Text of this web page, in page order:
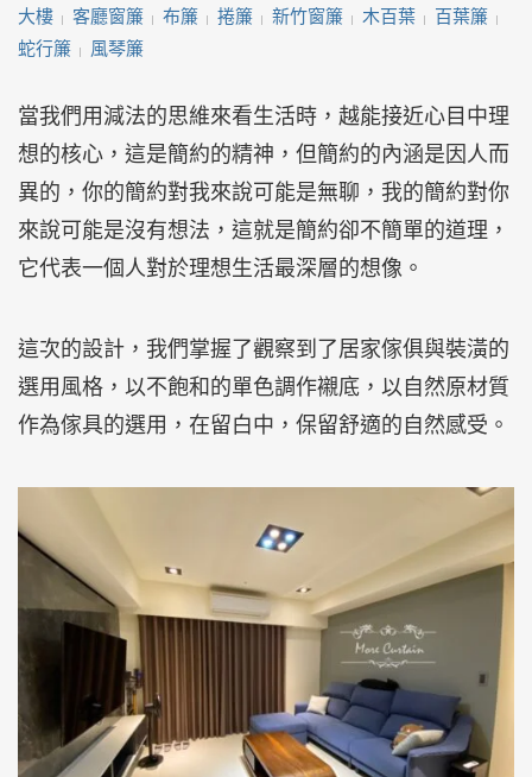
大樓 客廳窗簾 布簾 捲簾 新竹窗簾 木百葉 百葉簾
蛇行簾 風琴簾
當我們用減法的思維來看生活時，越能接近心目中理
想的核心，這是簡約的精神，但簡約的內涵是因人而
異的，你的簡約對我來說可能是無聊，我的簡約對你
來說可能是沒有想法，這就是簡約卻不簡單的道理，
它代表一個人對於理想生活最深層的想像。
這次的設計，我們掌握了觀察到了居家傢俱與裝潢的
選用風格，以不飽和的單色調作襯底，以自然原材質
作為傢具的選用，在留白中，保留舒適的自然感受。